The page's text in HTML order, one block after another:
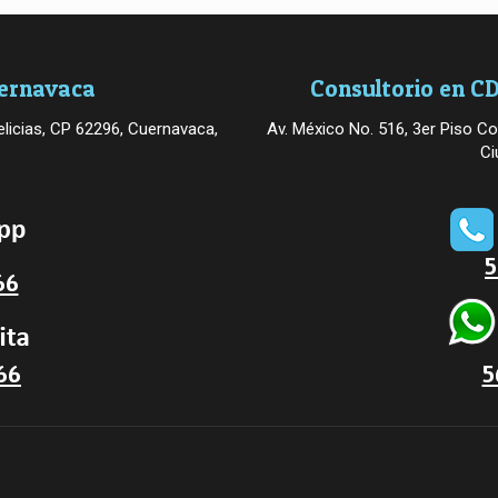
CP 62296, Cuernavaca,
Consultorio en
Av. México No. 516, 3er Piso